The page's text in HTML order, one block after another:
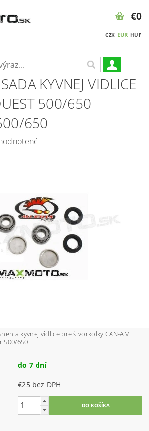
CZK EUR HUF
€0
KYVNEJ VIDLICE
500/650
650
kyvnej vidlice pre štvorkolky CAN-AM
500/650
do 7 dní
€25 bez DPH